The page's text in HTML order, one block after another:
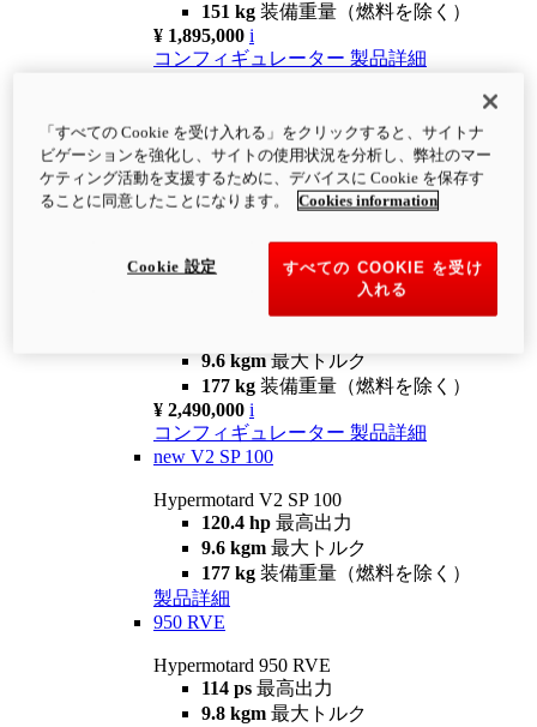
151 kg 装備重量（燃料を除く）
¥ 1,895,000 i
コンフィギュレーター 製品詳細
Hypermotard V2
120.4 hp最高出力
9.6 kgm最大トルク
180 kg装備重量（燃料を除く）
コンフィギュレーター 製品詳細
newV2 SP
Hypermotard V2 SP
9.6 kgm 最大トルク
177 kg 装備重量（燃料を除く）
¥ 2,490,000 i
コンフィギュレーター 製品詳細
new V2 SP 100
Hypermotard V2 SP 100
120.4 hp 最高出力
9.6 kgm 最大トルク
177 kg 装備重量（燃料を除く）
製品詳細
950 RVE
Hypermotard 950 RVE
114 ps 最高出力
9.8 kgm 最大トルク
「すべての Cookie を受け入れる」をクリックすると、サイトナ
ビゲーションを強化し、サイトの使用状況を分析し、弊社のマー
ケティング活動を支援するために、デバイスに Cookie を保存す
ることに同意したことになります。
Cookies information
すべての COOKIE を受け
入れる
Cookie 設定